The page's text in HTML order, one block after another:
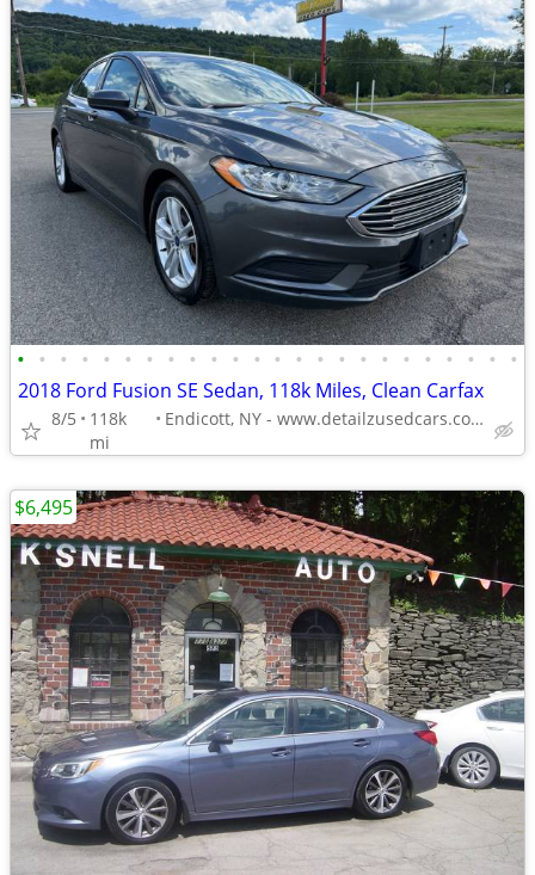
• • • • • • • • • • • • • • • • • • • • • • • •
2018 Ford Fusion SE Sedan, 118k Miles, Clean Carfax
8/5
118k
mi
Endicott, NY - www.detailzusedcars.com
$6,495